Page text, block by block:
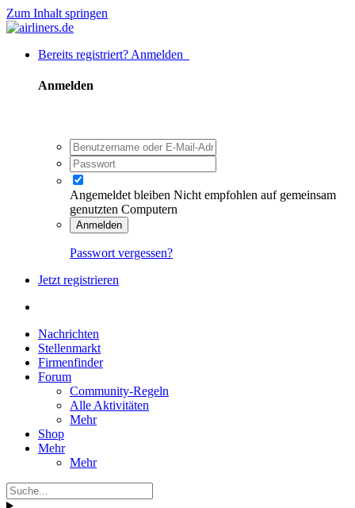
Zum Inhalt springen
Bereits registriert? Anmelden
Anmelden
Angemeldet bleiben Nicht empfohlen auf gemeinsam
genutzten Computern
Anmelden
Passwort vergessen?
Jetzt registrieren
Nachrichten
Stellenmarkt
Firmenfinder
Forum
Community-Regeln
Alle Aktivitäten
Mehr
Shop
Mehr
Mehr